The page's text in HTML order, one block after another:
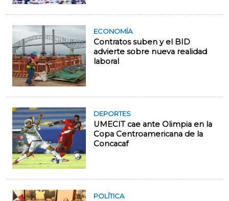
ECONOMÍA
Contratos suben y el BID
advierte sobre nueva realidad
laboral
DEPORTES
UMECIT cae ante Olimpia en la
Copa Centroamericana de la
Concacaf
POLÍTICA